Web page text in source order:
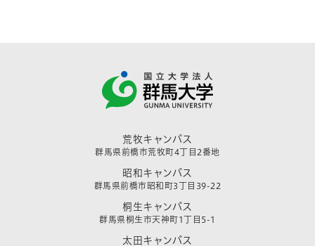
荒牧キャンパス
群馬県前橋市荒牧町4丁目2番地
昭和キャンパス
群馬県前橋市昭和町3丁目39-22
桐生キャンパス
群馬県桐生市天神町1丁目5-1
太田キャンパス